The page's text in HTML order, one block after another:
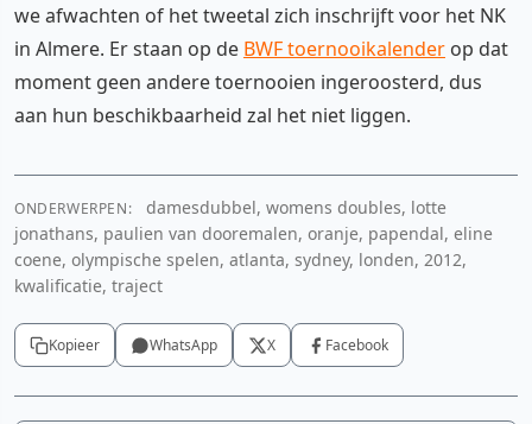
we afwachten of het tweetal zich inschrijft voor het NK
in Almere. Er staan op de BWF toernooikalender op dat
moment geen andere toernooien ingeroosterd, dus
aan hun beschikbaarheid zal het niet liggen.
ONDERWERPEN:
damesdubbel, womens doubles, lotte
jonathans, paulien van dooremalen, oranje, papendal, eline
coene, olympische spelen, atlanta, sydney, londen, 2012,
kwalificatie, traject
Kopieer WhatsApp X Facebook